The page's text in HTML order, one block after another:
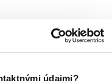
údajmi?